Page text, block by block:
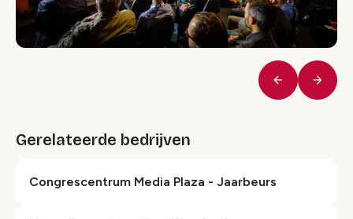
Vorige
Gerelateerde bedrijven
Congrescentrum Media Plaza - Jaarbeurs